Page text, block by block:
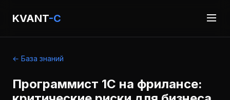
KVANT-C
← База знаний
Программист 1С на фрилансе: